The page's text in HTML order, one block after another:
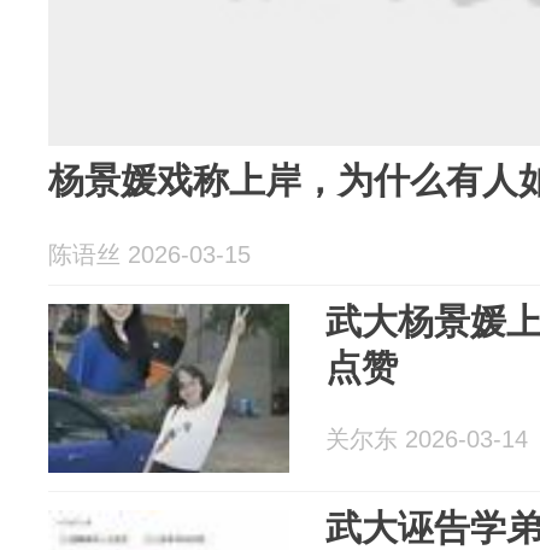
杨景媛戏称上岸，为什么有人
陈语丝 2026-03-15
武大杨景媛
点赞
关尔东 2026-03-14
武大诬告学